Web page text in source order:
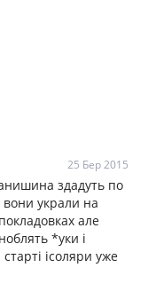
25 Бер 2015
здадуть по
вони украли на
але
*уки і
ісоляри уже